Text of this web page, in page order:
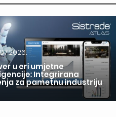
u eri umjetne
Integrirana
za pametnu industriju